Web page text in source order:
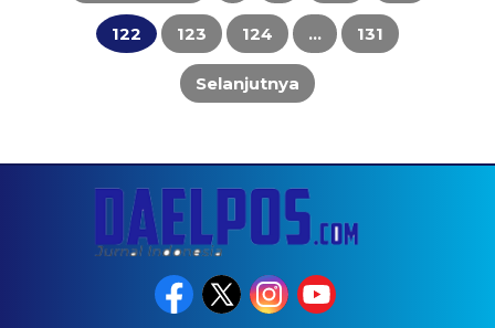
122 123 124 … 131
Selanjutnya